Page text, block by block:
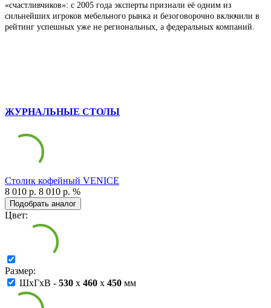
«счастливчиков»: с 2005 года эксперты признали её одним из
сильнейших игроков мебельного рынка и безоговорочно включили в
рейтинг успешных уже не региональных, а федеральных компаний.
ЖУРНАЛЬНЫЕ СТОЛЫ
Столик кофейный VENICE
8 010 р. 8 010 р. %
Подобрать аналог
Цвет:
Размер:
ШxГxВ - 530 x 460 x 450 мм